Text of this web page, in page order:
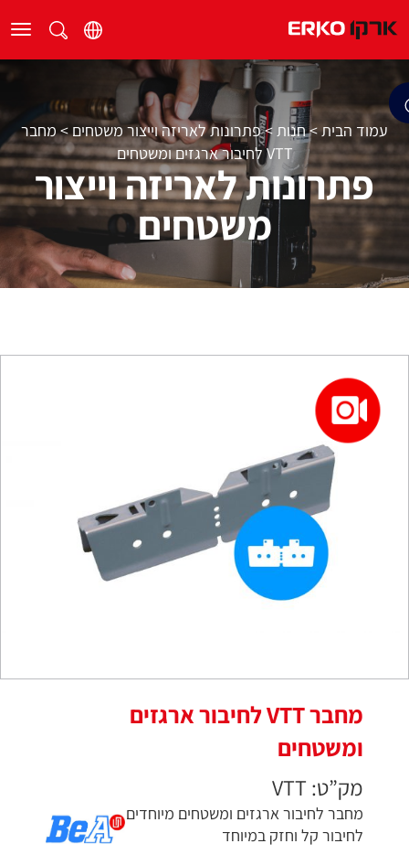
עמוד הבית>חנות >פתרונות לאריזה וייצור משטחים>מחבר
VTT לחיבור ארגזים ומשטחים
פתרונות לאריזה וייצור
משטחים
מחבר VTT לחיבור ארגזים
ומשטחים
מק”ט: VTT
מחבר לחיבור ארגזים ומשטחים מיוחדים
לחיבור קל וחזק במיוחד